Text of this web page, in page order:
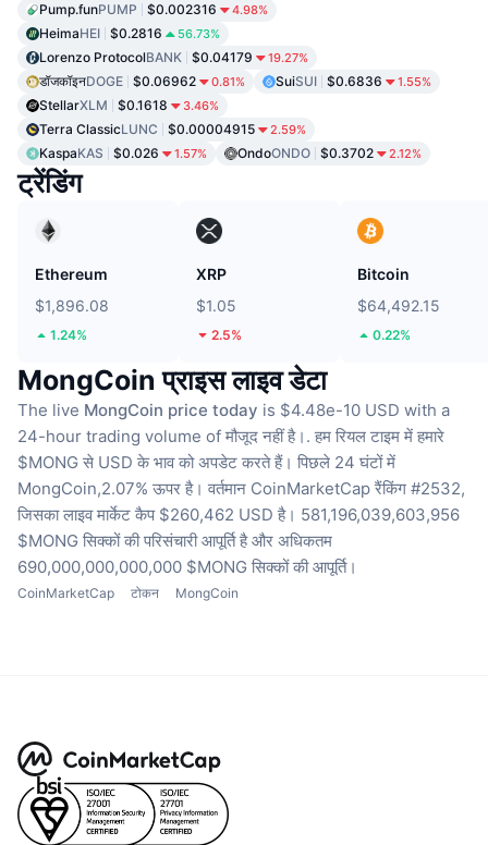
Pump.funPUMP $0.002316 4.98%
HeimaHEI $0.2816 56.73%
Lorenzo ProtocolBANK $0.04179 19.27%
डॉजकॉइनDOGE $0.06962 0.81% SuiSUI $0.6836 1.55%
StellarXLM $0.1618 3.46%
Terra ClassicLUNC $0.00004915 2.59%
KaspaKAS $0.026 1.57% OndoONDO $0.3702 2.12%
ट्रेंडिंग
Ethereum
$1,896.08
1.24%
XRP
$1.05
2.5%
Bitcoin
$64,492.15
0.22%
MongCoin प्राइस लाइव डेटा
The live MongCoin price today is $4.48e-10 USD with a
24-hour trading volume of मौजूद नहीं है।. हम रियल टाइम में हमारे
$MONG से USD के भाव को अपडेट करते हैं। पिछले 24 घंटों में
MongCoin,2.07% ऊपर है। वर्तमान CoinMarketCap रैंकिंग #2532,
जिसका लाइव मार्केट कैप $260,462 USD है। 581,196,039,603,956
$MONG सिक्कों की परिसंचारी आपूर्ति है और अधिकतम
690,000,000,000,000 $MONG सिक्कों की आपूर्ति।
CoinMarketCap टोकन MongCoin